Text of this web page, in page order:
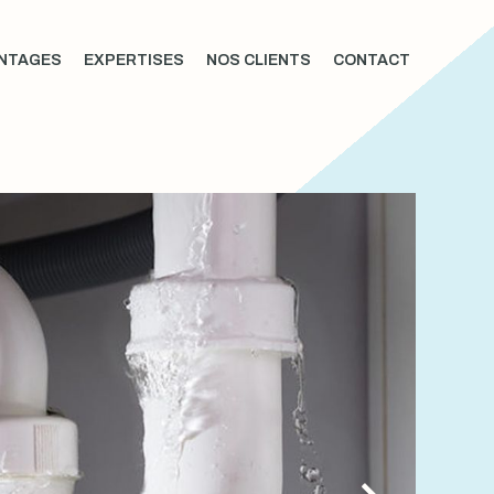
EXPERTISES NOS CLIENTS CONTACT